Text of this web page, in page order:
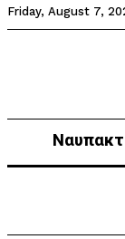
Friday, August 7,